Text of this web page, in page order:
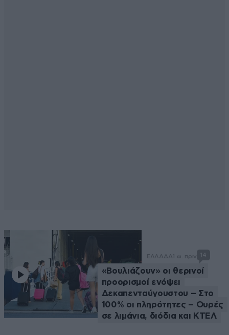
ΕΛΛΑΔΑ 1 ω. πριν 14
«Βουλιάζουν» οι θερινοί
προορισμοί ενόψει
Δεκαπενταύγουστου – Στο
100% οι πληρότητες – Ουρές
σε λιμάνια, διόδια και ΚΤΕΛ